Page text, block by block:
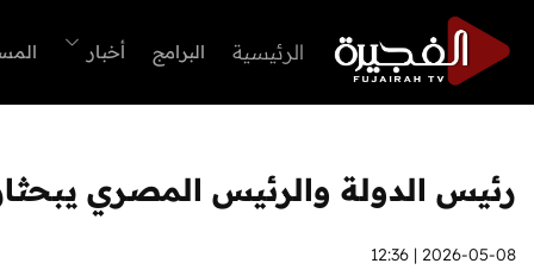
الرئيسية البرامج أخبار
رئيس الدولة والرئيس المصري يبحثان
2026-05-08 | 12:36